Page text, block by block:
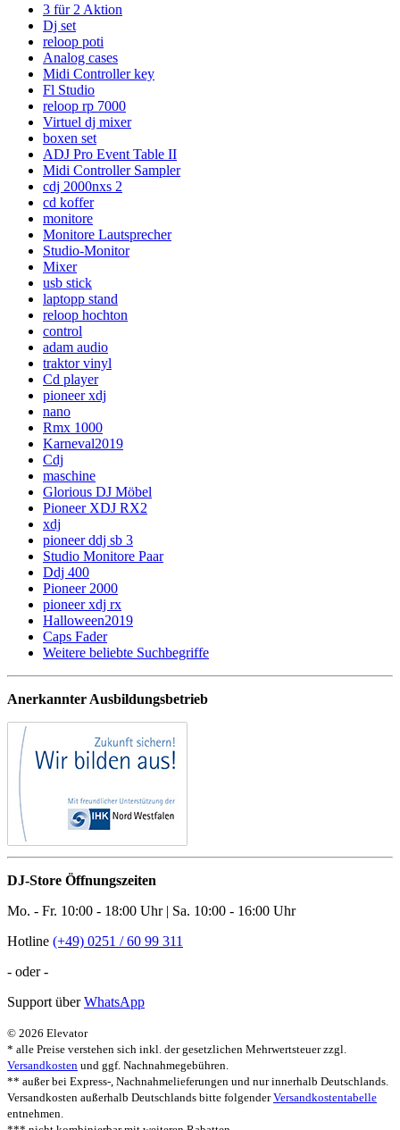
3 für 2 Aktion
Dj set
reloop poti
Analog cases
Midi Controller key
Fl Studio
reloop rp 7000
Virtuel dj mixer
boxen set
ADJ Pro Event Table II
Midi Controller Sampler
cdj 2000nxs 2
cd koffer
monitore
Monitore Lautsprecher
Studio-Monitor
Mixer
usb stick
laptopp stand
reloop hochton
control
adam audio
traktor vinyl
Cd player
pioneer xdj
nano
Rmx 1000
Karneval2019
Cdj
maschine
Glorious DJ Möbel
Pioneer XDJ RX2
xdj
pioneer ddj sb 3
Studio Monitore Paar
Ddj 400
Pioneer 2000
pioneer xdj rx
Halloween2019
Caps Fader
Weitere beliebte Suchbegriffe
Anerkannter Ausbildungsbetrieb
DJ-Store Öffnungszeiten
Mo. - Fr. 10:00 - 18:00 Uhr | Sa. 10:00 - 16:00 Uhr
Hotline (+49) 0251 / 60 99 311
- oder -
Support überWhatsApp
© 2026 Elevator
* alle Preise verstehen sich inkl. der gesetzlichen Mehrwertsteuer zzgl.
Versandkosten und ggf. Nachnahmegebühren.
** außer bei Express-, Nachnahmelieferungen und nur innerhalb Deutschlands.
Versandkosten außerhalb Deutschlands bitte folgenderVersandkostentabelle
entnehmen.